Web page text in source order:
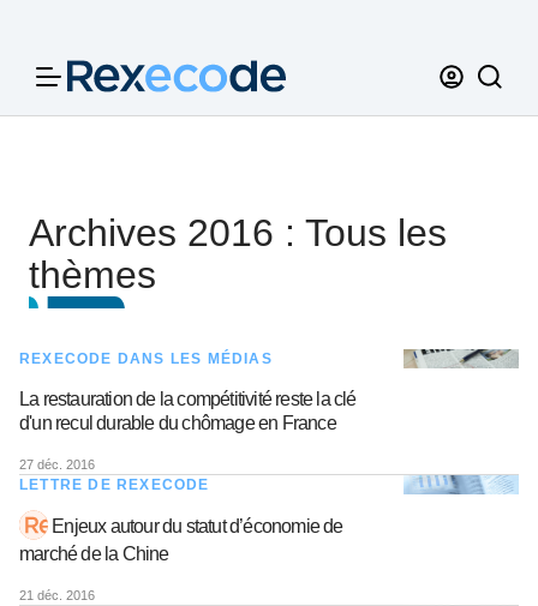
Archives 2016 : Tous les
thèmes
REXECODE DANS LES MÉDIAS
La restauration de la compétitivité reste la clé
d'un recul durable du chômage en France
27 déc. 2016
LETTRE DE REXECODE
Enjeux autour du statut d’économie de
marché de la Chine
21 déc. 2016